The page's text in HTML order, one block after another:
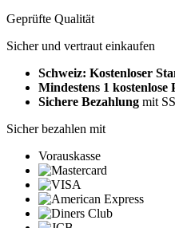
Geprüfte Qualität
Sicher und vertraut einkaufen
Schweiz: Kostenloser
Mindestens 1 kostenlose
Sichere Bezahlung mit
Sicher bezahlen mit
Vorauskasse